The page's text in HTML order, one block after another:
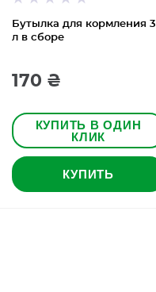
Бутылка для кормления 3
л в сборе
170 ₴
КУПИТЬ В ОДИН
КЛИК
КУПИТЬ